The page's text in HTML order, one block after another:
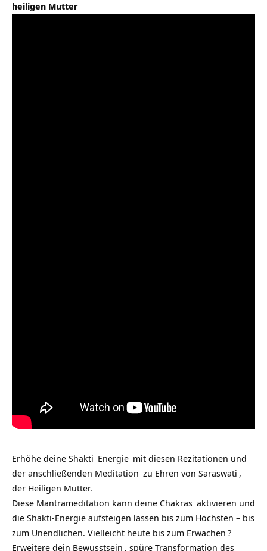
heiligen Mutter
Erhöhe deine Shakti Energie mit diesen Rezitationen und
der anschließenden Meditation zu Ehren von Saraswati ,
der Heiligen Mutter.
Diese Mantrameditation kann deine Chakras aktivieren und
die Shakti-Energie aufsteigen lassen bis zum Höchsten – bis
zum Unendlichen. Vielleicht heute bis zum Erwachen ?
Erweitere dein Bewusstsein , spüre Transformation des